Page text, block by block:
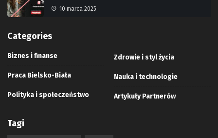
10 marca 2025
Categories
Biznes i finanse
Praca Bielsko-Biała
Polityka i społeczeństwo
Zdrowie i styl życia
Nauka i technologie
Artykuły Partnerów
Tagi